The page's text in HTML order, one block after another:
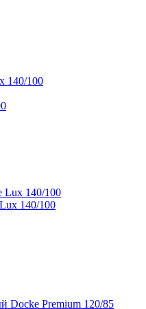
140/100
Lux 140/100
140/100
Docke Premium 120/85